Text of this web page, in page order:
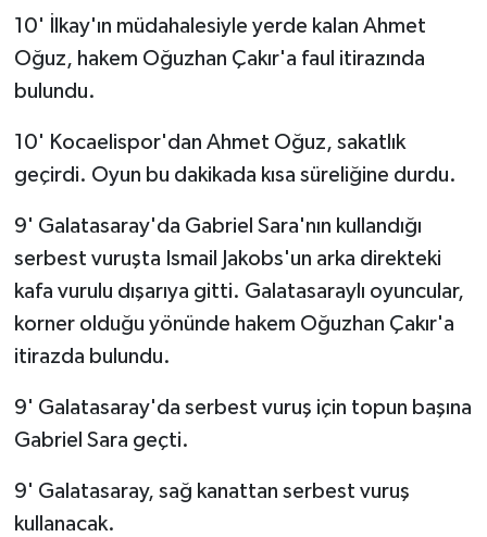
10' İlkay'ın müdahalesiyle yerde kalan Ahmet
Oğuz, hakem Oğuzhan Çakır'a faul itirazında
bulundu.
10' Kocaelispor'dan Ahmet Oğuz, sakatlık
geçirdi. Oyun bu dakikada kısa süreliğine durdu.
9' Galatasaray'da Gabriel Sara'nın kullandığı
serbest vuruşta Ismail Jakobs'un arka direkteki
kafa vurulu dışarıya gitti. Galatasaraylı oyuncular,
korner olduğu yönünde hakem Oğuzhan Çakır'a
itirazda bulundu.
9' Galatasaray'da serbest vuruş için topun başına
Gabriel Sara geçti.
9' Galatasaray, sağ kanattan serbest vuruş
kullanacak.